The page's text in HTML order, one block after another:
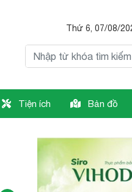
Thứ 6, 07/08/
Tiện ích Bản đồ